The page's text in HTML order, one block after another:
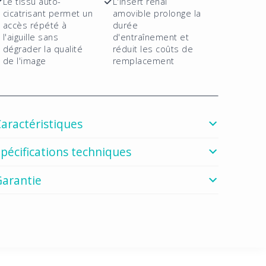
cicatrisant permet un
accès répété à
l'aiguille sans
dégrader la qualité
de l'image
amovible prolonge la
durée
d'entraînement et
réduit les coûts de
remplacement
techniques